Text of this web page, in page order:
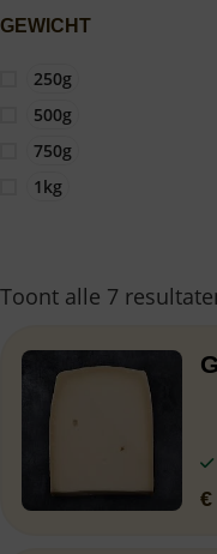
GEWICHT
250g
500g
750g
1kg
Toont alle 7
€